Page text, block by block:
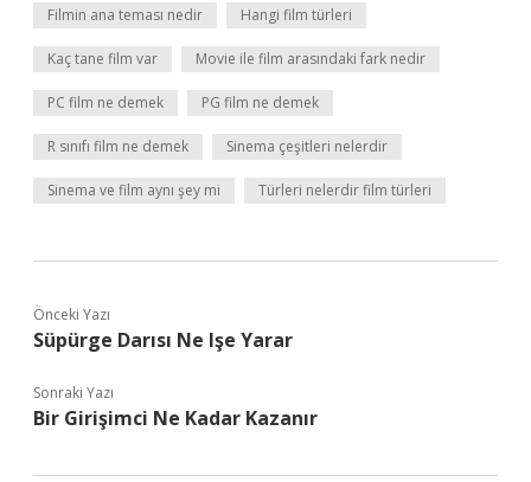
Filmin ana teması nedir Hangi film türleri
Kaç tane film var Movie ile film arasındaki fark nedir
PC film ne demek PG film ne demek
R sınıfı film ne demek Sinema çeşitleri nelerdir
Sinema ve film aynı şey mi Türleri nelerdir film türleri
Önceki Yazı
Süpürge Darısı Ne Işe Yarar
Sonraki Yazı
Bir Girişimci Ne Kadar Kazanır